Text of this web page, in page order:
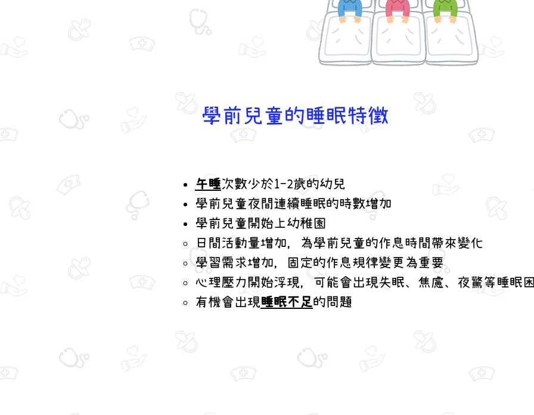
學前兒童的睡眠特徵
午睡次數少於1-2歲的幼兒
學前兒童夜間連續睡眠的時數增加
學前兒童開始上幼稚園
日間活動量增加，為學前兒童的作息時間帶來變化
學習需求增加，固定的作息規律變更為重要
心理壓力開始浮現，可能會出現失眠、焦慮、夜驚等睡眠
有機會出現睡眠不足 的問題